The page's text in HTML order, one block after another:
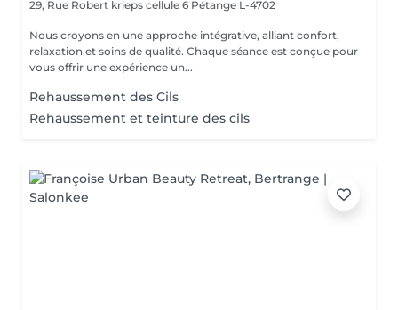
29, Rue Robert krieps cellule 6 Pétange L-4702
Nous croyons en une approche intégrative, alliant confort,
relaxation et soins de qualité. Chaque séance est conçue pour
vous offrir une expérience un...
Rehaussement des Cils
Rehaussement et teinture des cils